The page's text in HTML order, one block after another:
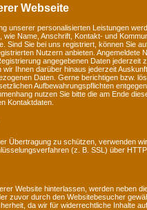
Webseite
unserer personalisierten Leistungen
Name, Anschrift, Kontakt- und
Sind Sie bei uns registriert, können Sie
Nutzern anbieten. Angemeldete
angegebenen Daten jederzeit
Ihnen darüber hinaus jederzeit
Daten. Gerne berichtigen bzw.
Aufbewahrungspflichten
nutzen Sie bitte die am Ende
Kontaktdaten.
Übertragung zu schützen, verwenden
(z. B. SSL) über
Website hinterlassen, werden neben
zuvor durch den Websitebesucher
da wir für widerrechtliche Inhalte